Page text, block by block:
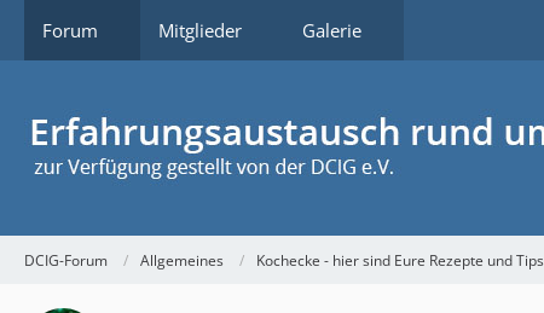
Forum Mitglieder Galerie
DCIG-Forum Allgemeines Kochecke - hier sind Eure Rezepte und